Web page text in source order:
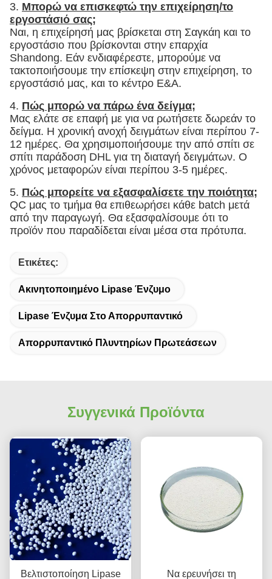
3. Μπορώ να επισκεφτώ την επιχείρηση/το
εργοστάσιό σας;
Ναι, η επιχείρησή μας βρίσκεται στη Σαγκάη και το
εργοστάσιο που βρίσκονται στην επαρχία
Shandong. Εάν ενδιαφέρεστε, μπορούμε να
τακτοποιήσουμε την επίσκεψη στην επιχείρηση, το
εργοστάσιό μας, και το κέντρο Ε&Α.
4. Πώς μπορώ να πάρω ένα δείγμα;
Μας ελάτε σε επαφή με για να ρωτήσετε δωρεάν το
δείγμα. Η χρονική ανοχή δειγμάτων είναι περίπου 7-
12 ημέρες. Θα χρησιμοποιήσουμε την από σπίτι σε
σπίτι παράδοση DHL για τη διαταγή δειγμάτων. Ο
χρόνος μεταφορών είναι περίπου 3-5 ημέρες.
5. Πώς μπορείτε να εξασφαλίσετε την ποιότητα;
QC μας το τμήμα θα επιθεωρήσει κάθε batch μετά
από την παραγωγή. Θα εξασφαλίσουμε ότι το
προϊόν που παραδίδεται είναι μέσα στα πρότυπα.
Ετικέτες:
Ακινητοποιημένο Lipase Ένζυμο
Lipase Ένζυμα Στο Απορρυπαντικό
Απορρυπαντικό Πλυντηρίων Πρωτεάσεων
Συγγενικά Προϊόντα
Βελτιστοποίηση Lipase
Να ερευνήσει τη